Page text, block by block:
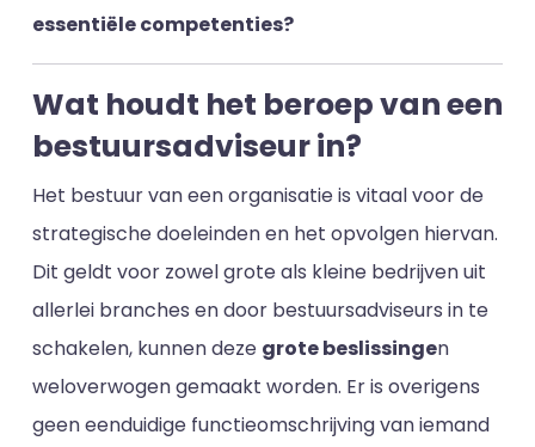
essentiële competenties?
Wat houdt het beroep van een
bestuursadviseur in?
Het bestuur van een organisatie is vitaal voor de
strategische doeleinden en het opvolgen hiervan.
Dit geldt voor zowel grote als kleine bedrijven uit
allerlei branches en door bestuursadviseurs in te
schakelen, kunnen deze grote beslissingen
weloverwogen gemaakt worden. Er is overigens
geen eenduidige functieomschrijving van iemand